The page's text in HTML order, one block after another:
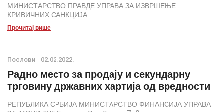
МИНИСТАРСТВО ПРАВДЕ УПРАВА ЗА ИЗВРШЕЊЕ
КРИВИЧНИХ САНКЦИЈА
Прочитај више
Послови 02.02.2022.
Радно место за продају и секундарну
трговину државних хартија од вредности
РЕПУБЛИКА СРБИЈА МИНИСТАРСТВО ФИНАНСИЈА УПРАВА